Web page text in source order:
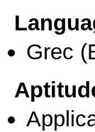
Grec